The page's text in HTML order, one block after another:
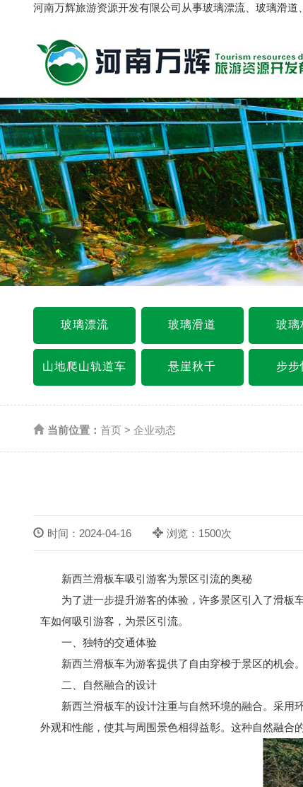
河南万辉旅游资源开发有限公司从事玻璃漂流、玻璃滑
玻璃漂流 玻璃滑道 玻璃
山地爬山轨道车 悬崖秋千 步步
当前位置： 首页 > 企业动态
时间：2024-04-16 浏览：1500次
新西兰滑板车吸引游客为景区引流的奥秘
为了进一步提升游客的体验，许多景区引入了滑板
车如何吸引游客，为景区引流。
一、独特的交通体验
新西兰滑板车为游客提供了自由穿梭于景区的机会
二、自然融合的设计
新西兰滑板车的设计注重与自然环境的融合。采用
外观和性能，使其与周围景色相得益彰。这种自然融合